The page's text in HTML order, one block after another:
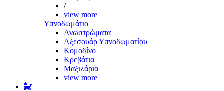
/
view more
Υπνοδωμάτιο
Ανωστρώματα
Αξεσουάρ Υπνοδωματίου
Κομοδίνο
Κρεβάτια
Μαξιλάρια
view more